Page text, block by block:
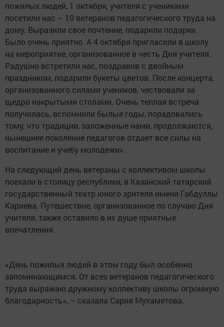
пожилых людей, 1 октября, учителя с учениками
посетили нас – 10 ветеранов педагогического труда на
дому. Выразили свое почтение, подарили подарки.
Было очень приятно. А 4 октября пригласили в школу
на мероприятие, организованное в честь Дня учителя.
Радушно встретили нас, поздравив с двойным
праздником, подарили букеты цветов. После концерта,
организованного силами учеников, чествовали за
щедро накрытыми столами. Очень теплая встреча
получилась, вспомнили былые годы, порадовались
тому, что традиции, заложенные нами, продолжаются,
нынешнее поколение педагогов отдает все силы на
воспитание и учебу молодежи».
На следующий день ветераны с коллективом школы
поехали в столицу республики, в Казанский татарский
государственный театр юного зрителя имени Габдуллы
Кариева. Путешествие, организованное по случаю Дня
учителя, также оставило в их душе приятные
впечатления.
«День пожилых людей в этом году был особенно
запоминающимся. От всех ветеранов педагогического
труда выражаю дружному коллективу школы огромную
благодарность», – сказала Сария Мухаметова.